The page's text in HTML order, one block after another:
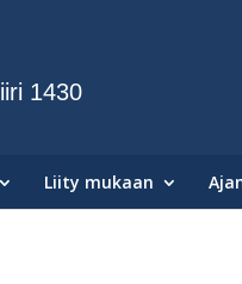
1430
Liity mukaan